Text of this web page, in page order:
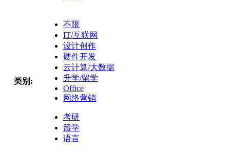
类别:
不限
IT/互联网
设计创作
硬件开发
云计算/大数据
升学/留学
Office
网络营销
考研
留学
语言